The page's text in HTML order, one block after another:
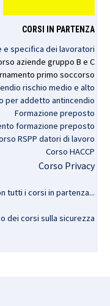
CORSI IN PARTENZA
e specifica dei lavoratori
aziende gruppo B e C
primo soccorso
rischio medio e alto
per addetto antincendio
Formazione preposto
formazione preposto
RSPP datori di lavoro
Corso HACCP
Corso Privacy
tutti i corsi in partenza...
dei corsi sulla sicurezza